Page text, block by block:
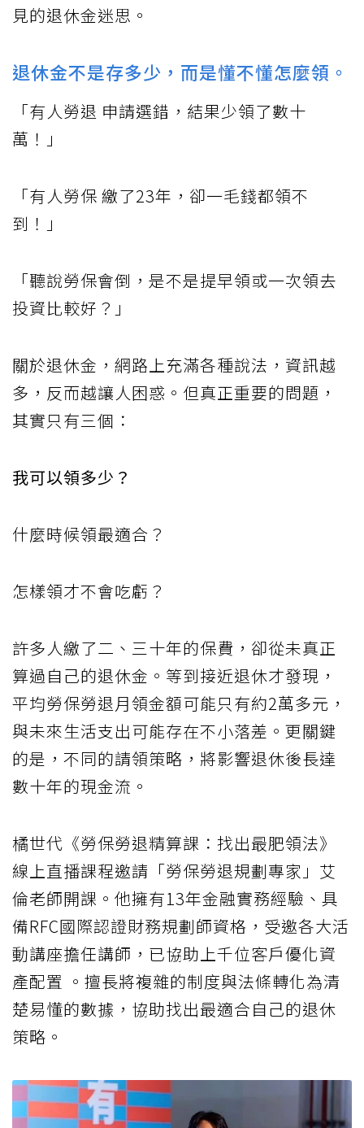
見的退休金迷思。
退休金不是存多少，而是懂不懂怎麼領。
「有人勞退 申請選錯，結果少領了數十
萬！」
「有人勞保 繳了23年，卻一毛錢都領不
到！」
「聽說勞保會倒，是不是提早領或一次領去
投資比較好？」
關於退休金，網路上充滿各種說法，資訊越
多，反而越讓人困惑。但真正重要的問題，
其實只有三個：
我可以領多少？
什麼時候領最適合？
怎樣領才不會吃虧？
許多人繳了二、三十年的保費，卻從未真正
算過自己的退休金。等到接近退休才發現，
平均勞保勞退月領金額可能只有約2萬多元，
與未來生活支出可能存在不小落差。更關鍵
的是，不同的請領策略，將影響退休後長達
數十年的現金流。
橘世代《勞保勞退精算課：找出最肥領法》
線上直播課程邀請「勞保勞退規劃專家」艾
倫老師開課。他擁有13年金融實務經驗、具
備RFC國際認證財務規劃師資格，受邀各大活
動講座擔任講師，已協助上千位客戶優化資
產配置 。擅長將複雜的制度與法條轉化為清
楚易懂的數據，協助找出最適合自己的退休
策略。